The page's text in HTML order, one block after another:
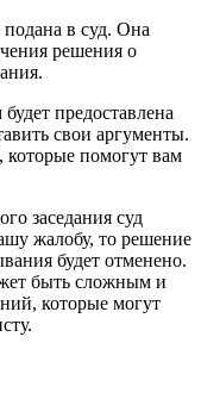
в суд. Она
решения о
предоставлена
свои аргументы.
которые помогут вам
заседания суд
жалобу, то решение
будет отменено.
быть сложным и
которые могут